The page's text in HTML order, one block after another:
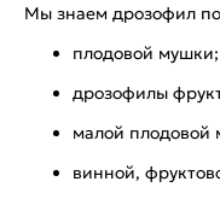
Мы знаем дрозофил
плодовой мушки;
дрозофилы
малой плодовой
винной,